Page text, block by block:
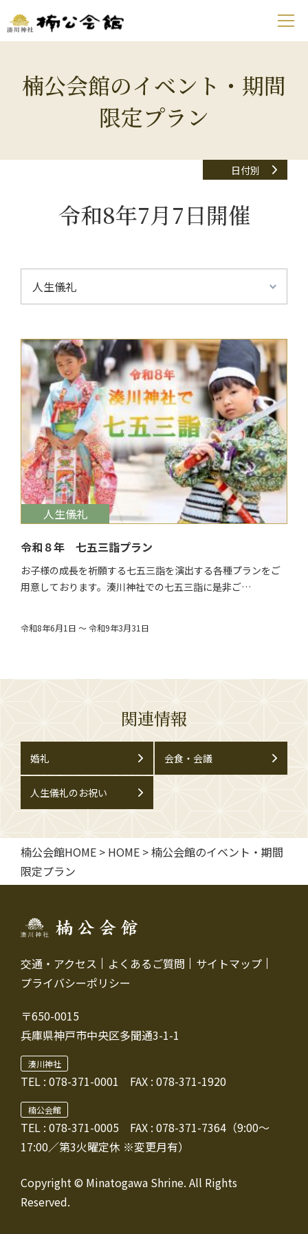
楠公会館のイベント・期間
限定プラン
日付別
令和8年7月7日開催
$target_date
人生儀礼
令和８年 七五三詣プラン
お子様の成長を祈願する七五三詣を演出する各種プランをご
用意しております。湊川神社での七五三詣に是非ご…
令和8年6月1日 ～ 令和9年3月31日
関連情報
婚礼 会食・会議
人生儀礼のお祝い
楠公会館HOME > HOME >楠公会館のイベント・期間
限定プラン
交通・アクセス よくあるご質問
サイトマップ
プライバシーポリシー
〒650-0015
兵庫県神戸市中央区多聞通3-1-1
湊川神社
TEL : 078-371-0001 FAX : 078-371-1920
楠公会館
TEL : 078-371-0005 FAX : 078-371-7364（9:00～
17:00／第3火曜定休 ※変更月有）
Copyright © Minatogawa Shrine. All Rights
Reserved.